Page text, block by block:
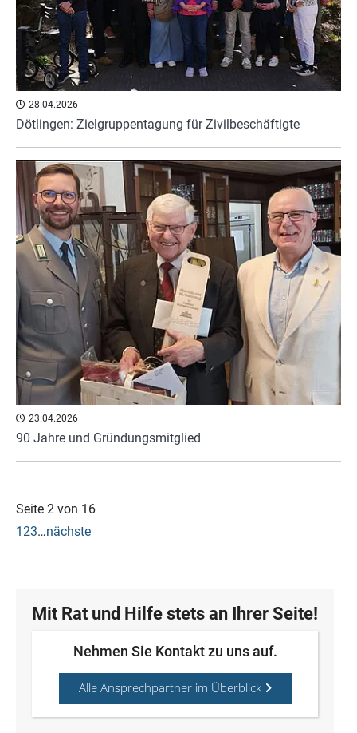
28.04.2026
Dötlingen: Zielgruppentagung für Zivilbeschäftigte
23.04.2026
90 Jahre und Gründungsmitglied
Seite 2 von 16
123…nächste
Mit Rat und Hilfe stets an Ihrer Seite!
Nehmen Sie Kontakt zu uns auf.
Alle Ansprechpartner im Überblick